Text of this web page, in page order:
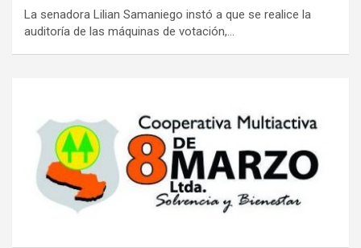
La senadora Lilian Samaniego instó a que se realice la
auditoría de las máquinas de votación,…